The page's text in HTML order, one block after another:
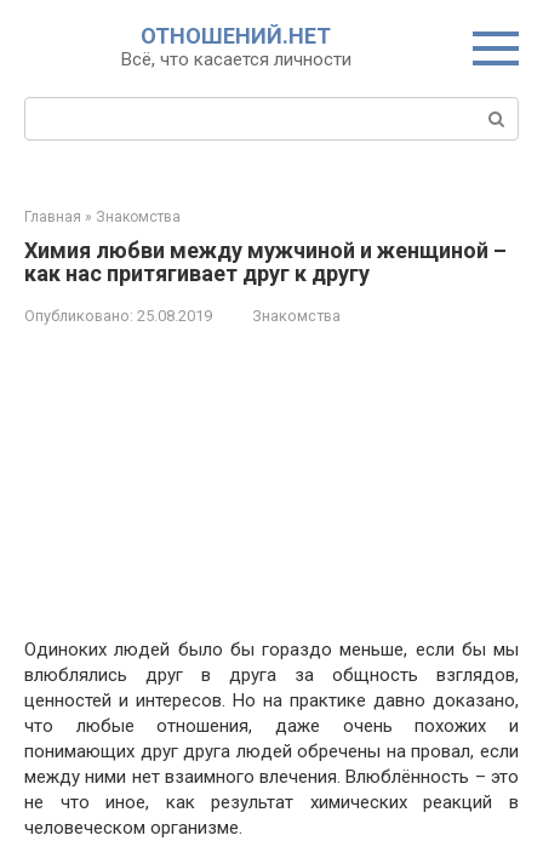
ОТНОШЕНИЙ.НЕТ
Всё, что касается личности
Поиск:
Главная » Знакомства
Химия любви между мужчиной и женщиной –
как нас притягивает друг к другу
Опубликовано: 25.08.2019 Знакомства
Одиноких людей было бы гораздо меньше, если бы мы
влюблялись друг в друга за общность взглядов,
ценностей и интересов. Но на практике давно доказано,
что любые отношения, даже очень похожих и
понимающих друг друга людей обречены на провал, если
между ними нет взаимного влечения. Влюблённость – это
не что иное, как результат химических реакций в
человеческом организме.